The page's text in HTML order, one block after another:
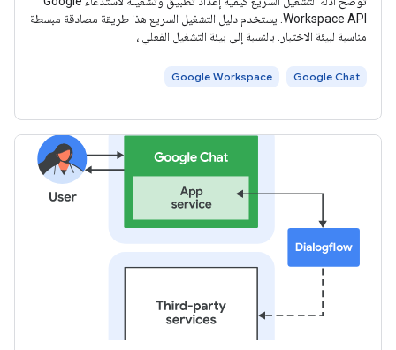
Workspace API. يستخدم دليل التشغيل السريع هذا طريقة مصادقة مبسطة
مناسبة لبيئة الاختبار. بالنسبة إلى بيئة التشغيل الفعلي ،
Google Chat
Google Workspace